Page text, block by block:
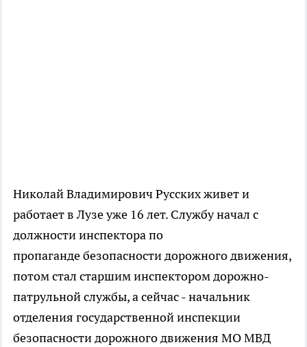
Николай Владимирович Русских живет и
работает в Лузе уже 16 лет. Службу начал с
должности инспектора по
пропаганде безопасности дорожного движения,
потом стал старшим инспектором дорожно-
патрульной службы, а сейчас - начальник
отделения государственной инспекции
безопасности дорожного движения МО МВД